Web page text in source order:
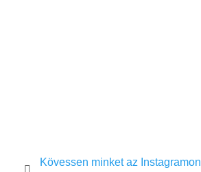
Kövessen minket az Instagramon